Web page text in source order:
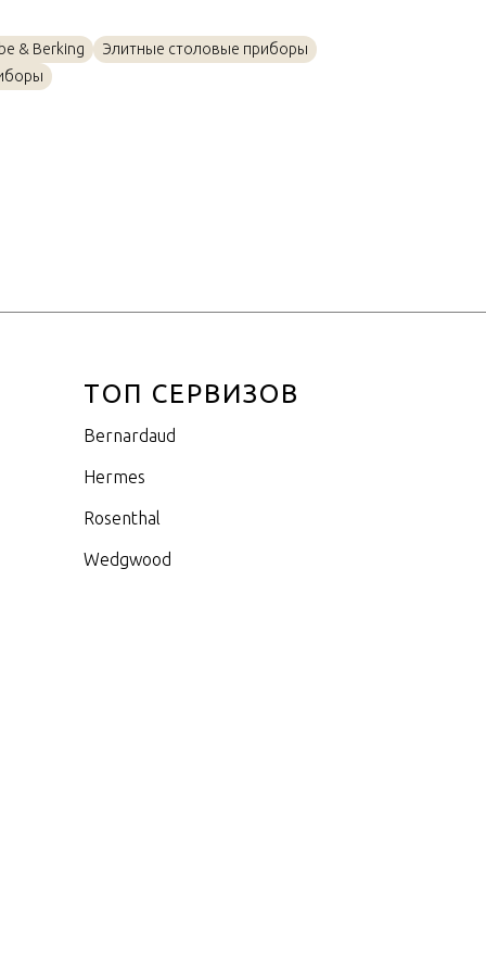
25см
& Berking
Элитные столовые приборы
ТОП СЕРВИЗОВ
Bernardaud
Hermes
Rosenthal
Wedgwood